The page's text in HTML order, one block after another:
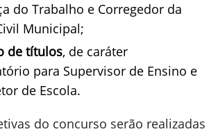
do Trabalho e Corregedor da
Municipal;
de títulos, de caráter
para Supervisor de Ensino e
de Escola.
do concurso serão realizadas